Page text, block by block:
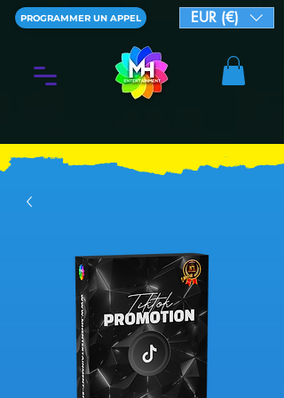
PROGRAMMER UN APPEL EUR (€)